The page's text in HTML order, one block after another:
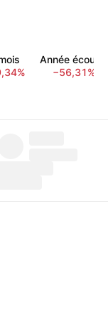
Année écoulée
−56,31%